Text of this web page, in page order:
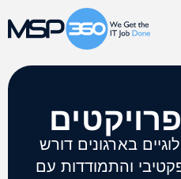
בארגונים דורש
והתמודדות עם